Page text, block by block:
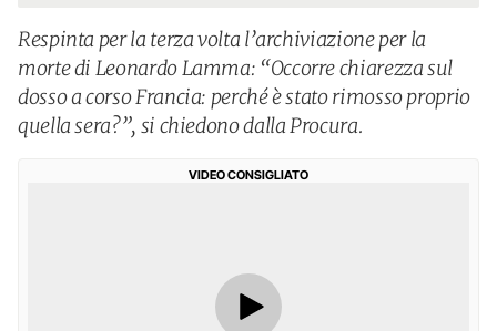
Respinta per la terza volta l’archiviazione per la
morte di Leonardo Lamma: “Occorre chiarezza sul
dosso a corso Francia: perché è stato rimosso proprio
quella sera?”, si chiedono dalla Procura.
VIDEO CONSIGLIATO